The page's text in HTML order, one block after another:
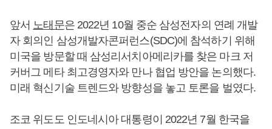
앞서 노태문은 2022년 10월 중순 삼성전자의 연례 개발
자 회의인 삼성개발자콘퍼런스(SDC)에 참석하기 위해
미국을 방문할 때 삼성리서치아메리카를 찾은 마크 저
커버그 메타 최고경영자와 만나 협업 방안을 논의했다.
미래 혁신기술 트렌드와 방향성을 놓고 토론을 벌였다.
조코 위도도 인도네시아 대통령이 2022년 7월 한국을